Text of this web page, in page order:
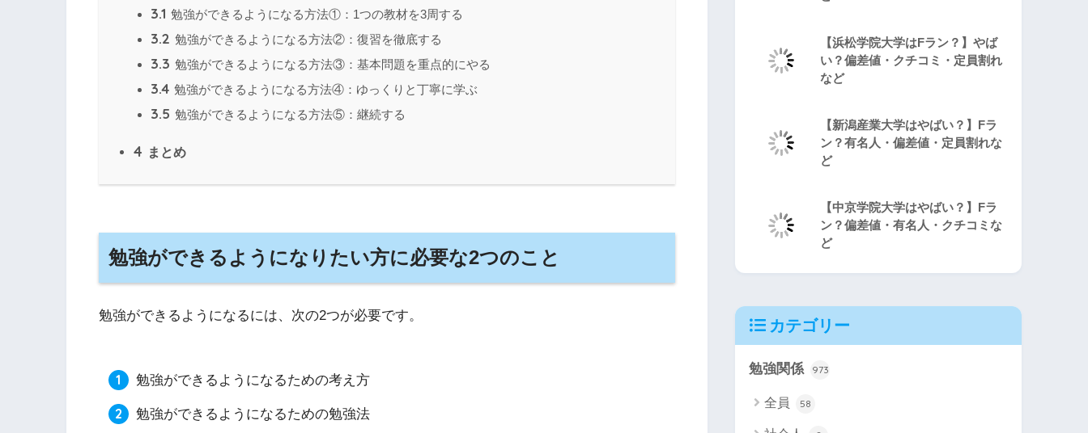
3.1 勉強ができるようになる方法①：1つの教材を3周する
3.2 勉強ができるようになる方法②：復習を徹底する
3.3 勉強ができるようになる方法③：基本問題を重点的にやる
3.4 勉強ができるようになる方法④：ゆっくりと丁寧に学ぶ
3.5 勉強ができるようになる方法⑤：継続する
4 まとめ
勉強ができるようになりたい方に必要な2つのこと
勉強ができるようになるには、次の2つが必要です。
勉強ができるようになるための考え方
勉強ができるようになるための勉強法
【浜松学院大学はFラン？】やば
い？偏差値・クチコミ・定員割れ
など
【新潟産業大学はやばい？】Fラ
ン？有名人・偏差値・定員割れな
ど
【中京学院大学はやばい？】Fラ
ン？偏差値・有名人・クチコミな
ど
カテゴリー
勉強関係 973
全員 58